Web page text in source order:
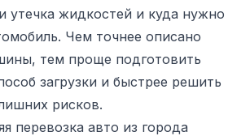
утечка жидкостей и куда нужно
Чем точнее описано
тем проще подготовить
загрузки и быстрее решить
рисков.
перевозка авто из города